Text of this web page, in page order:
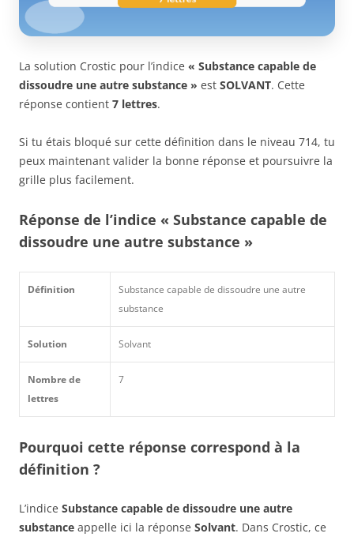
La solution Crostic pour l’indice « Substance capable de
dissoudre une autre substance » est SOLVANT. Cette
réponse contient 7 lettres.
Si tu étais bloqué sur cette définition dans le niveau 714, tu
peux maintenant valider la bonne réponse et poursuivre la
grille plus facilement.
Réponse de l’indice « Substance capable de
dissoudre une autre substance »
Définition
Substance capable de dissoudre une autre
substance
Solution Solvant
Nombre de
lettres
7
Pourquoi cette réponse correspond à la
définition ?
L’indice Substance capable de dissoudre une autre
substance appelle ici la réponse Solvant. Dans Crostic, ce